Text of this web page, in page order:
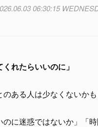
06:30:15
れたらいいのに」
ある人は少なくないかも
に迷惑ではないか」「